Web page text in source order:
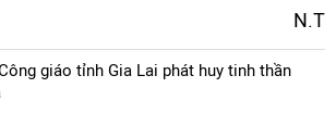
N.T
giáo tỉnh Gia Lai phát huy tinh thần